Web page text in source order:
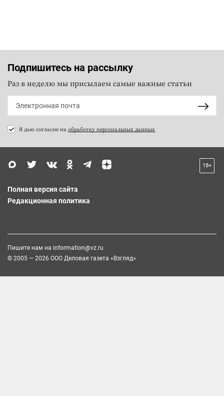
Подпишитесь на рассылку
Раз в неделю мы присылаем самые важные статьи
Я даю согласие на обработку персональных данных
18+
Полная версия сайта
Редакционная политика
Пишите нам на information@vz.ru
© 2005 — 2026 ООО Деловая газета «Взгляд»